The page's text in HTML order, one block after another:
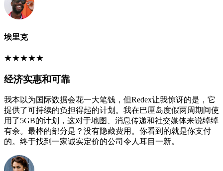
埃里克
★★★★★
经济实惠和可靠
我本以为国际数据会花一大笔钱，但Redex让我惊讶的是，它
提供了可持续的负担得起的计划。我在巴厘岛度假两周期间使
用了5GB的计划，这对于地图、消息传递和社交媒体来说绰绰
有余。最棒的部分是？没有隐藏费用。你看到的就是你支付
的。终于找到一家诚实定价的公司令人耳目一新。